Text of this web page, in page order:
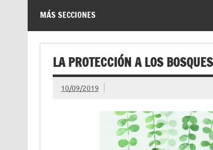
MÁS SECCIONES
LA PROTECCIÓN A LOS
10/09/2019